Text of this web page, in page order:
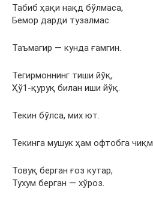
Табиб ҳақи нақд бўлмаса,
Бемор дарди тузалмас.
Таъмагир — кунда ғамгин.
Тегирмоннинг тиши йўқ,
Ҳў1-қуруқ билан иши йўқ.
Текин бўлса, мих ют.
Текинга мушук ҳам офтобга
Товуқ берган ғоз кутар,
Тухум берган — хўроз.